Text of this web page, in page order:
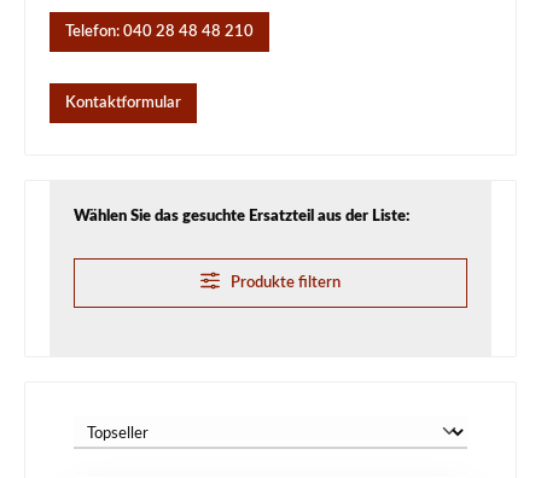
Telefon: 040 28 48 48 210
Kontaktformular
Wählen Sie das gesuchte Ersatzteil aus der Liste:
Produkte filtern